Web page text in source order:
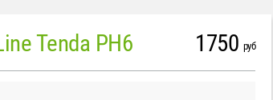
Tenda PH6 1750 руб